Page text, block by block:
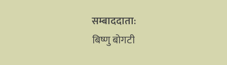
सम्बाददाता:
बिष्णु बोगटी